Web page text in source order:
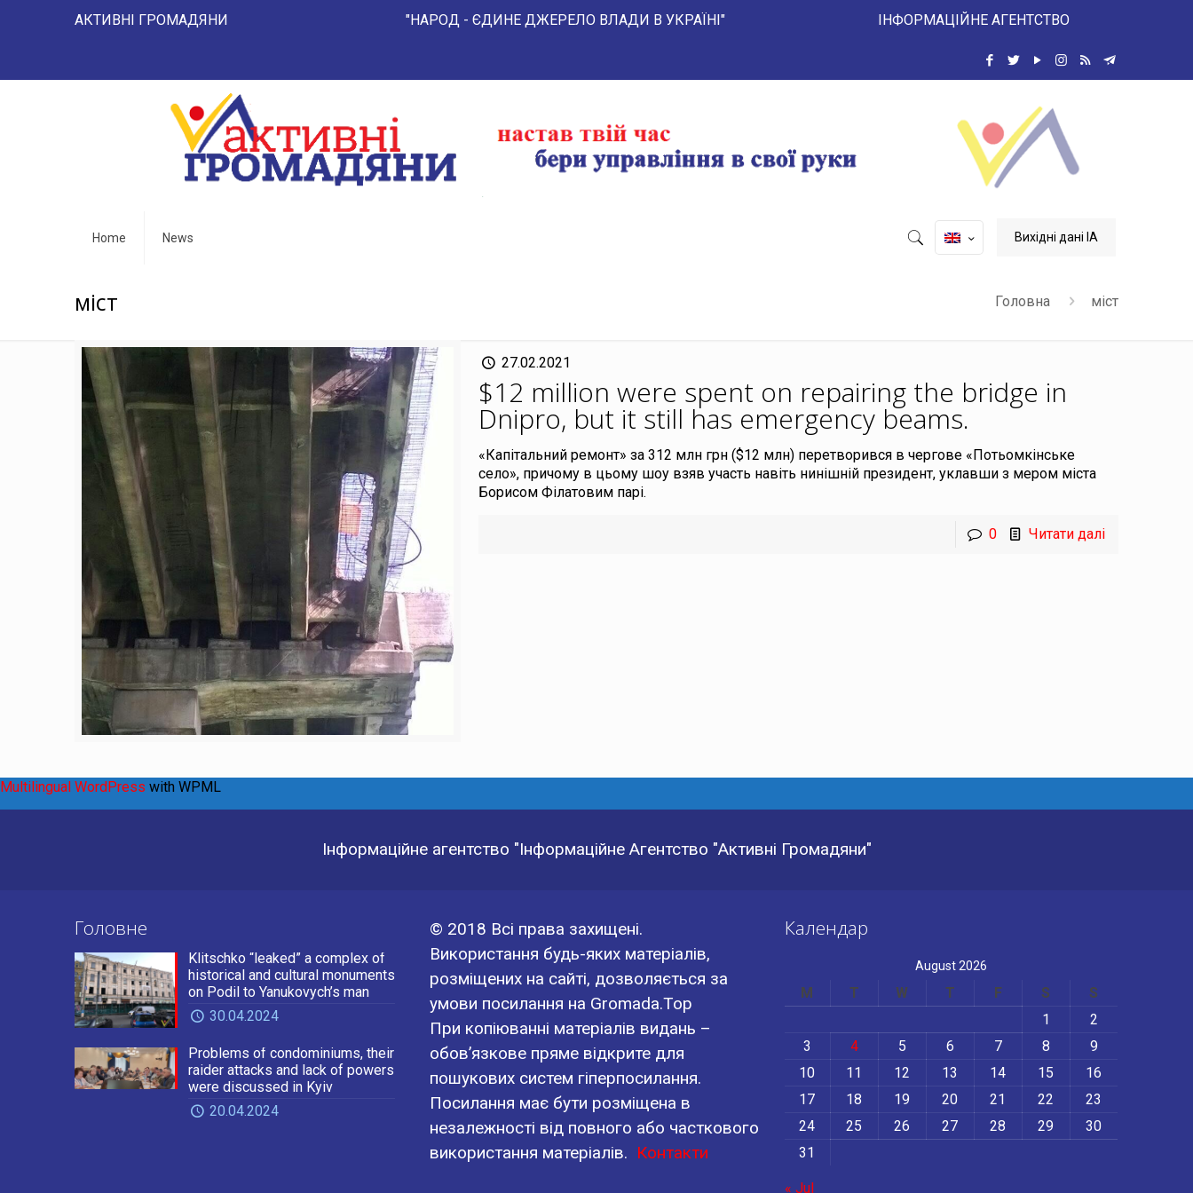
АКТИВНІ ГРОМАДЯНИ "НАРОД - ЄДИНЕ ДЖЕРЕЛО ВЛАДИ В УКРАЇНІ" ІНФОРМАЦІЙНЕ АГЕНТСТВО
Home News Вихідні дані ІА
міст Головна міст
27.02.2021
$12 million were spent on repairing the bridge in
Dnipro, but it still has emergency beams.
«Капітальний ремонт» за 312 млн грн ($12 млн) перетворився в чергове «Потьомкінське
село», причому в цьому шоу взяв участь навіть нинішній президент, уклавши з мером міста
Борисом Філатовим парі.
0 Читати далі
Інформаційне агентство "Інформаційне Агентство "Активні Громадяни"
Головне
Klitschko “leaked” a complex of
historical and cultural monuments
on Podil to Yanukovych’s man
30.04.2024
Problems of condominiums, their
raider attacks and lack of powers
were discussed in Kyiv
20.04.2024
© 2018 Всі права захищені.
Використання будь-яких матеріалів,
розміщених на сайті, дозволяється за
умови посилання на Gromada.Top
При копіюванні матеріалів видань –
обов’язкове пряме відкрите для
пошукових систем гіперпосилання.
Посилання має бути розміщена в
незалежності від повного або часткового
використання матеріалів. Контакти
Календар
August 2026
M T W T F S
S
1
2
3
4 5 6 7 8
9
10
11 12 13 14 15
16
17
18 19 20 21 22
23
24
25 26 27 28 29
30
31
« Jul
Multilingual WordPress with WPML